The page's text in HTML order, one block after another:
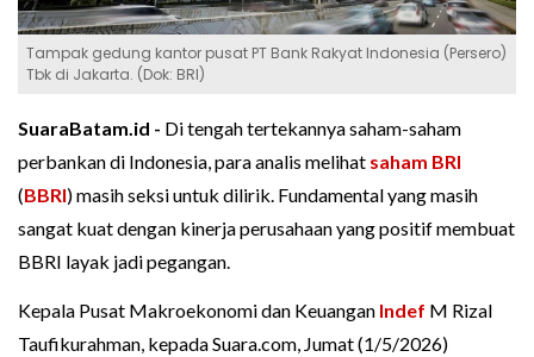
Tampak gedung kantor pusat PT Bank Rakyat Indonesia (Persero)
Tbk di Jakarta. (Dok: BRI)
SuaraBatam.id - Di tengah tertekannya saham-saham
perbankan di Indonesia, para analis melihat saham BRI
(BBRI) masih seksi untuk dilirik. Fundamental yang masih
sangat kuat dengan kinerja perusahaan yang positif membuat
BBRI layak jadi pegangan.
Kepala Pusat Makroekonomi dan Keuangan Indef M Rizal
Taufikurahman, kepada Suara.com, Jumat (1/5/2026)